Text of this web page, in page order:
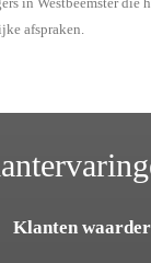
afspraken.
Klanten